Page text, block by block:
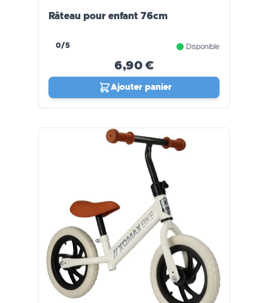
Râteau pour enfant 76cm
0/5 Disponible
6,90 €
Ajouter panier